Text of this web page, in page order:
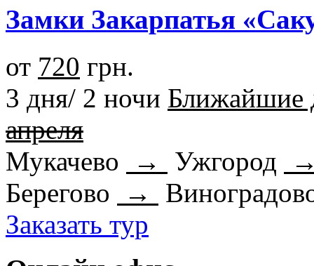
Замки Закарпатья
от 720 грн.
3 дня/ 2 ночи Ближайшие
апреля
Мукачево
→ Ужгород
Берегово
→
Заказать тур